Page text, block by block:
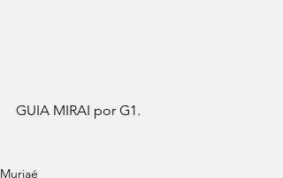
GUIA MIRAI por G1.
Muriaé